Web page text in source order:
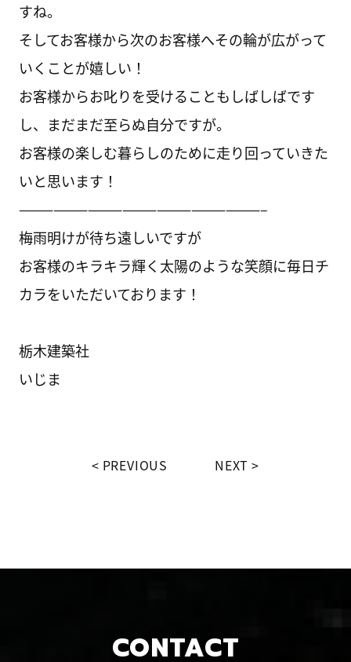
すね。
そしてお客様から次のお客様へその輪が広がって
いくことが嬉しい！
お客様からお叱りを受けることもしばしばです
し、まだまだ至らぬ自分ですが。
お客様の楽しむ暮らしのために走り回っていきた
いと思います！
—————————————————————–
梅雨明けが待ち遠しいですが
お客様のキラキラ輝く太陽のような笑顔に毎日チ
カラをいただいております！
栃木建築社
いじま
PREVIOUS NEXT
CONTACT